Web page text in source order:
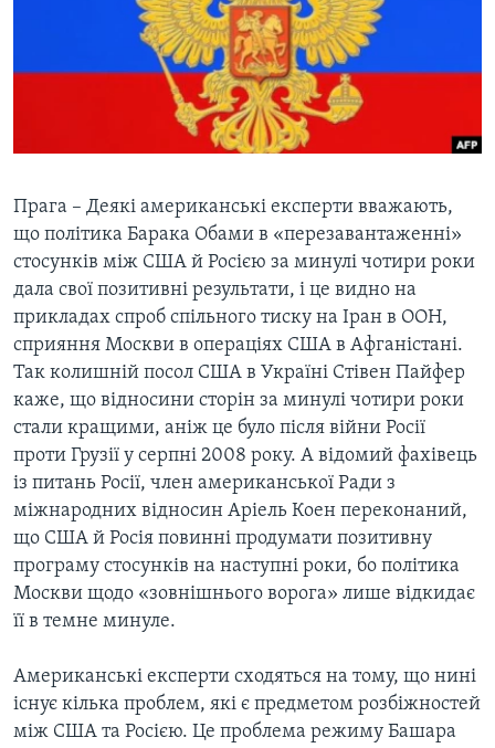
СУСПІЛЬСТВО
ІСТОРІЇ УСПІХУ УКРАЇНЦІВ
ТЕЛЕПРОГРАМИ
БРИФІНГ ГОЛОСУ АМЕРИКИ
ВІКНО В АМЕРИКУ
ПРАЙМ-ТАЙМ
ПОГЛЯД З ВАШИНГТОНА
ENGLISH
МИ В СОЦМЕРЕЖАХ
Прага – Деякі американські експерти вважають,
що політика Барака Обами в «перезавантаженні»
стосунків між США й Росією за минулі чотири роки
дала свої позитивні результати, і це видно на
прикладах спроб спільного тиску на Іран в ООН,
сприяння Москви в операціях США в Афганістані.
Так колишній посол США в Україні Стівен Пайфер
каже, що відносини сторін за минулі чотири роки
стали кращими, аніж це було після війни Росії
проти Грузії у серпні 2008 року. А відомий фахівець
із питань Росії, член американської Ради з
міжнародних відносин Аріель Коен переконаний,
що США й Росія повинні продумати позитивну
програму стосунків на наступні роки, бо політика
Москви щодо «зовнішнього ворога» лише відкидає
її в темне минуле.
Американські експерти сходяться на тому, що нині
існує кілька проблем, які є предметом розбіжностей
між США та Росією. Це проблема режиму Башара